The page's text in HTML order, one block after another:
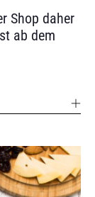
Shop daher
ab dem